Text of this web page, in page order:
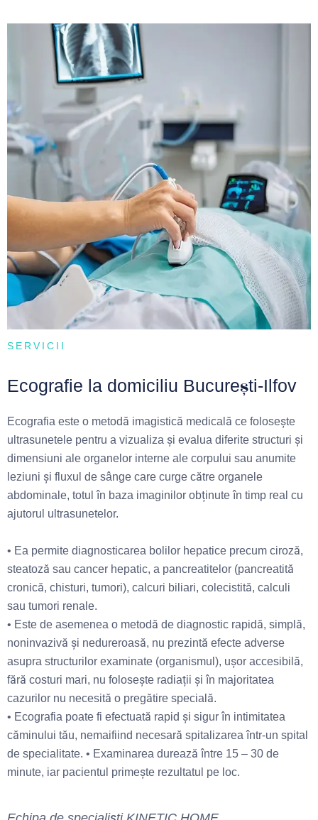
SERVICII
Ecografie la domiciliu București-Ilfov​
Ecografia este o metodă imagistică medicală ce foloseşte
ultrasunetele pentru a vizualiza și evalua diferite structuri și
dimensiuni ale organelor interne ale corpului sau anumite
leziuni și fluxul de sânge care curge către organele
abdominale, totul în baza imaginilor obținute în timp real cu
ajutorul ultrasunetelor.
• Ea permite diagnosticarea bolilor hepatice precum ciroză,
steatoză sau cancer hepatic, a pancreatitelor (pancreatită
cronică, chisturi, tumori), calcuri biliari, colecistită, calculi
sau tumori renale.
• Este de asemenea o metodă de diagnostic rapidă, simplă,
noninvazivă şi nedureroasă, nu prezintă efecte adverse
asupra structurilor examinate (organismul), ușor accesibilă,
fără costuri mari, nu folosește radiații și în majoritatea
cazurilor nu necesită o pregătire specială.
• Ecografia poate fi efectuată rapid și sigur în intimitatea
căminului tău, nemaifiind necesară spitalizarea într-un spital
de specialitate. • Examinarea durează între 15 – 30 de
minute, iar pacientul primeşte rezultatul pe loc.